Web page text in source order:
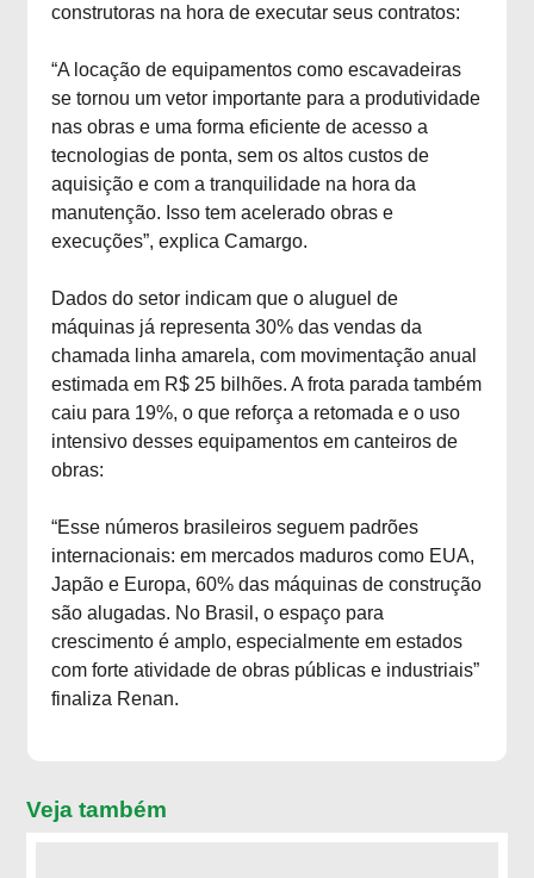
construtoras na hora de executar seus contratos:
“A locação de equipamentos como escavadeiras
se tornou um vetor importante para a produtividade
nas obras e uma forma eficiente de acesso a
tecnologias de ponta, sem os altos custos de
aquisição e com a tranquilidade na hora da
manutenção. Isso tem acelerado obras e
execuções”, explica Camargo.
Dados do setor indicam que o aluguel de
máquinas já representa 30% das vendas da
chamada linha amarela, com movimentação anual
estimada em R$ 25 bilhões. A frota parada também
caiu para 19%, o que reforça a retomada e o uso
intensivo desses equipamentos em canteiros de
obras:
“Esse números brasileiros seguem padrões
internacionais: em mercados maduros como EUA,
Japão e Europa, 60% das máquinas de construção
são alugadas. No Brasil, o espaço para
crescimento é amplo, especialmente em estados
com forte atividade de obras públicas e industriais”
finaliza Renan.
Veja também